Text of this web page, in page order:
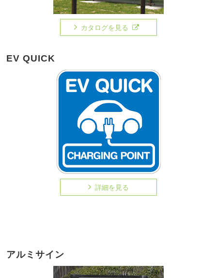
カタログを見る
EV QUICK
詳細を見る
アルミサイン